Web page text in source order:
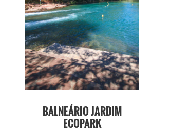
BALNEÁRIO JARDIM
ECOPARK